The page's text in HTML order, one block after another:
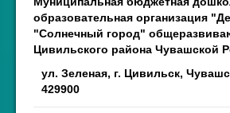
образовательная организация
"Солнечный город"
Цивильского района Чувашской
ул. Зеленая, г. Цивильск,
429900